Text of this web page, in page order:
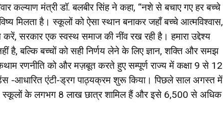
कल्याण मंत्री डॉ. बलबीर सिंह ने कहा, “नशे से बचाए गए हर बच्चे
मिलता है। स्कूलों को ऐसा स्थान बनाकर जहाँ बच्चे आत्मविश्वास,
सरकार एक स्वस्थ समाज की नींव रख रही है। हमारा उद्देश्य
है, बल्कि बच्चों को सही निर्णय लेने के लिए ज्ञान, शक्ति और समझ
रणनीति को और मज़बूत करते हुए सम्पूर्ण राज्य में कक्षा 9 से 12
-आधारित एंटी-ड्रग पाठ्यक्रम शुरू किया। पिछले साल अगस्त में
स्कूलों के लगभग 8 लाख छात्र शामिल हैं और इसे 6,500 से अधिक